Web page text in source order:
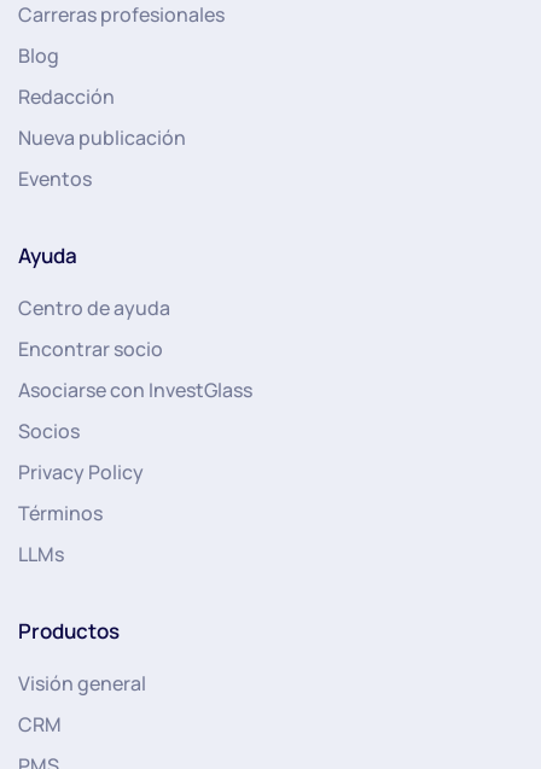
Carreras profesionales
Blog
Redacción
Nueva publicación
Eventos
Ayuda
Centro de ayuda
Encontrar socio
Asociarse con InvestGlass
Socios
Privacy Policy
Términos
LLMs
Productos
Visión general
CRM